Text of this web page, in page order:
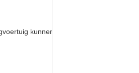
kunnen toevoegen.